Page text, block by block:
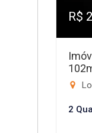
R$
2